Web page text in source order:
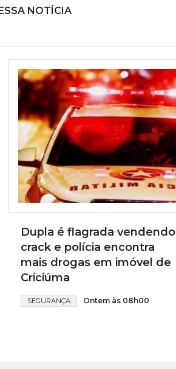
NOTÍCIA
Dupla é flagrada vendendo
crack e polícia encontra
mais drogas em imóvel de
Criciúma
SEGURANÇA Ontem às 08h00